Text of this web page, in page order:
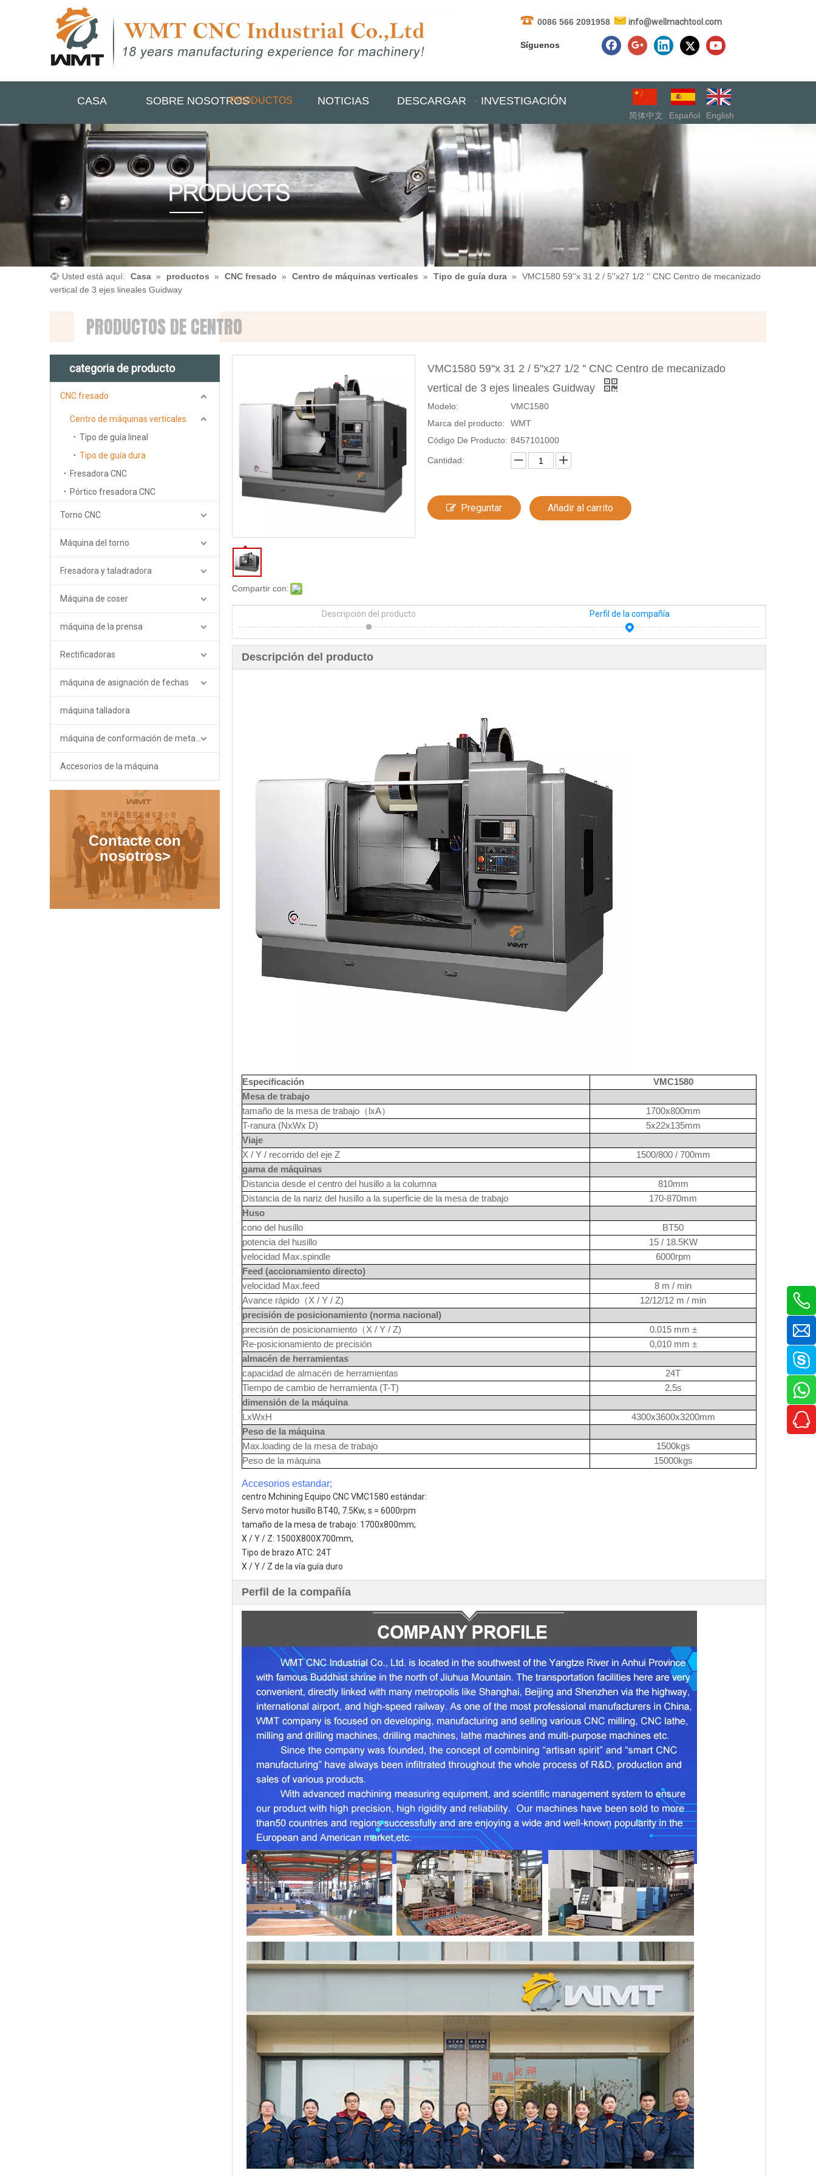
0086 566 2091958 info@wellmachtool.com
Síguenos
CASA SOBRE NOSOTROSPRODUCTOS NOTICIAS DESCARGAR INVESTIGACIÓN
简体中文 Español English
Usted está aquí: Casa » productos » CNC fresado » Centro de máquinas verticales » Tipo de guía dura »
VMC1580 59''x 31 2 / 5''x27 1/2 '' CNC Centro de mecanizado
vertical de 3 ejes lineales Guidway
PRODUCTOS DE CENTRO
categoria de producto
CNC fresado
Centro de máquinas verticales
Tipo de guía lineal
Tipo de guía dura
Fresadora CNC
Pórtico fresadora CNC
Torno CNC
Máquina del torno
Fresadora y taladradora
Máquina de coser
máquina de la prensa
Rectificadoras
máquina de asignación de fechas
máquina talladora
Accesorios de la máquina
Contacte con
nosotros>
Compartir con:
VMC1580 59''x 31 2 / 5''x27 1/2 '' CNC Centro de mecanizado
vertical de 3 ejes lineales Guidway
Modelo:
VMC1580
Marca del producto:
WMT
Código De Producto: 8457101000
Cantidad:
Preguntar Añadir al carrito
Descripción del producto Perfil de la compañía
Descripción del producto
Especificación
VMC1580
Mesa de trabajo
tamaño de la mesa de trabajo （ lxA）
1700x800mm
T-ranura (NxWx D)
5x22x135mm
Viaje
X / Y / recorrido del eje Z
1500/800 / 700mm
gama de máquinas
Distancia desde el centro del husillo a la columna
810mm
Distancia de la nariz del husillo a la superficie de la mesa de trabajo
170-870mm
Huso
cono del husillo
BT50
potencia del husillo
15 / 18.5KW
velocidad Max.spindle
6000rpm
Feed (accionamiento directo)
velocidad Max.feed
8 m / min
Avance rápido （X / Y / Z)
12/12/12 m / min
precisión de posicionamiento (norma nacional)
precisión de posicionamiento （X / Y / Z)
0.015 mm ±
Re-posicionamiento de precisión
0,010 mm ±
almacén de herramientas
capacidad de almacén de herramientas
24T
Tiempo de cambio de herramienta (T-T)
2.5s
dimensión de la máquina
LxWxH
4300x3600x3200mm
Peso de la máquina
Max.loading de la mesa de trabajo
1500kgs
Peso de la máquina
15000kgs
Accesorios estandar;
centro Mchining Equipo CNC VMC1580 estándar:
Servo motor husillo BT40, 7.5Kw, s = 6000rpm
tamaño de la mesa de trabajo: 1700x800mm;
X / Y / Z: 1500X800X700mm,
Tipo de brazo ATC: 24T
X / Y / Z de la vía guía duro
Perfil de la compañía